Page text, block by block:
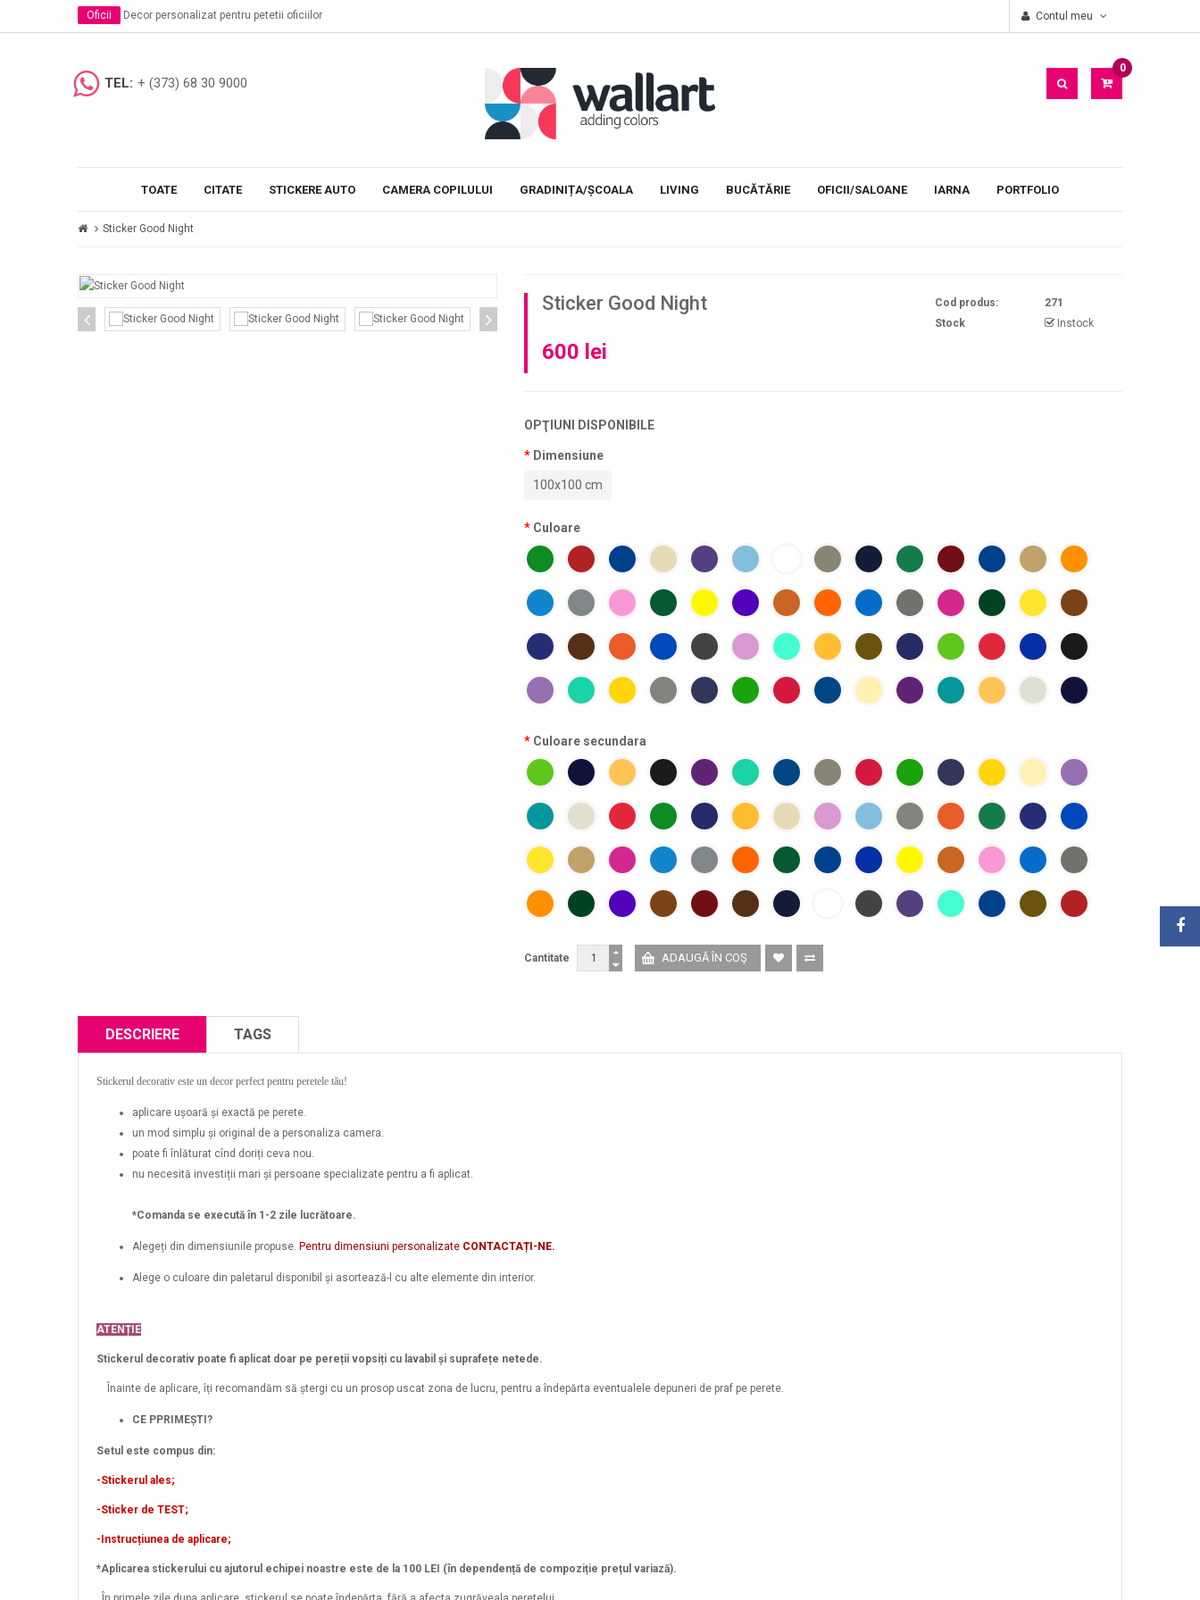
petetii oficiilor Scoli si Gradinite Stickere decorative in clase Decor personalizat pentru petetii oficiilor
Contul meu
TEL: + (373) 68 30 9000
0
TOATE CITATE STICKERE AUTO CAMERA COPILULUI GRADINIȚA/ȘCOALA LIVING BUCĂTĂRIE OFICII/SALOANE IARNA PORTFOLIO
Sticker Good Night
Sticker Good Night
600 lei
Cod produs:
271
Stock
Instock
OPŢIUNI DISPONIBILE
Dimensiune
100x100 cm
Culoare
Culoare secundara
Cantitate
DESCRIERE TAGS
Stickerul decorativ este un decor perfect pentru peretele tău!
aplicare ușoară și exactă pe perete.
un mod simplu și original de a personaliza camera.
poate fi înlăturat cînd doriți ceva nou.
nu necesită investiții mari și persoane specializate pentru a fi aplicat.
*Comanda se execută în 1-2 zile lucrătoare.
Alegeți din dimensiunile propuse. Pentru dimensiuni personalizate CONTACTAȚI-NE.
Alege o culoare din paletarul disponibil și asortează-l cu alte elemente din interior.
ATENȚIE
Stickerul decorativ poate fi aplicat doar pe pereții vopsiți cu lavabil și suprafețe netede.
Înainte de aplicare, îți recomandăm să ștergi cu un prosop uscat zona de lucru, pentru a îndepărta eventualele depuneri de praf pe perete.
CE PPRIMEȘTI?
Setul este compus din:
-Stickerul ales;
-Sticker de TEST;
-Instrucțiunea de aplicare;
*Aplicarea stickerului cu ajutorul echipei noastre este de la 100 LEI (în dependență de compoziție prețul variază).